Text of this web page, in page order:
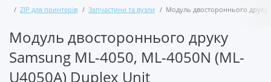
ZIP для принтерів Запчастини та вузли Модуль двостороннього друку
Модуль двостороннього друку
Samsung ML-4050, ML-4050N (ML-
U4050A) Duplex Unit